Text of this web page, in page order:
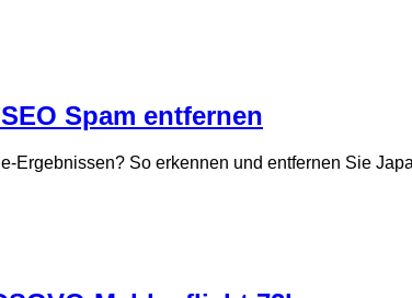
Spam entfernen
Ergebnissen? So erkennen und entfernen Sie